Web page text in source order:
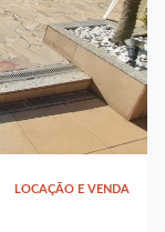
LOCAÇÃO E VENDA